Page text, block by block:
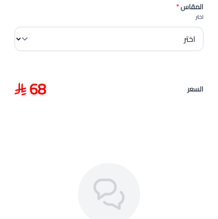
المقاس*
اختر
السعر 68